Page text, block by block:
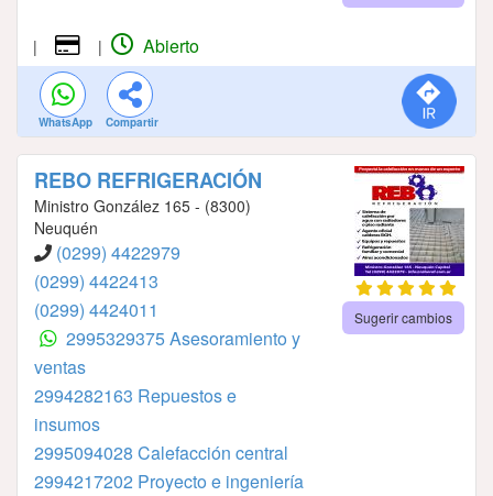
| | Abierto
WhatsApp Compartir
REBO REFRIGERACIÓN
Ministro González 165 - (8300)
Neuquén
(0299) 4422979
(0299) 4422413
(0299) 4424011
2995329375 Asesoramiento y
ventas
2994282163⁣⁣⁣⁣⁣⁣⁣⁣⁣⁣⁣⁣⁣⁣⁣ ⁣⁣⁣⁣⁣⁣⁣⁣⁣⁣⁣⁣⁣⁣⁣Repuestos e
insumos
2995094028⁣⁣⁣⁣⁣⁣⁣⁣⁣⁣⁣⁣⁣⁣⁣ Calefacción central
2994217202⁣⁣⁣⁣⁣⁣⁣⁣⁣⁣⁣⁣⁣ Proyecto e ingeniería
Sugerir cambios